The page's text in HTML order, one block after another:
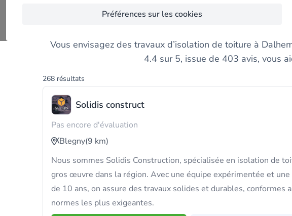
Préférences sur les cookies
Trouvez et comparez les
Vous envisagez des travaux d’isolation de toiture à
4.4 sur 5, issue de 403 avis, vous
268 résultats
Solidis construct
Pas encore d'évaluation
Blegny(9 km)
Nous sommes Solidis Construction, spécialisée en isolation de
gros œuvre dans la région. Avec une équipe expérimentée et une
de 10 ans, on assure des travaux solides et durables, conformes
normes les plus exigeantes.